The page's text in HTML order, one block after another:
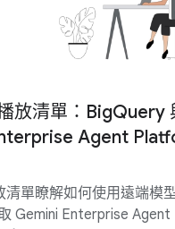
放清單：BigQuery
Agent
清單瞭解如何使用遠端模
Gemini Enterprise Agent